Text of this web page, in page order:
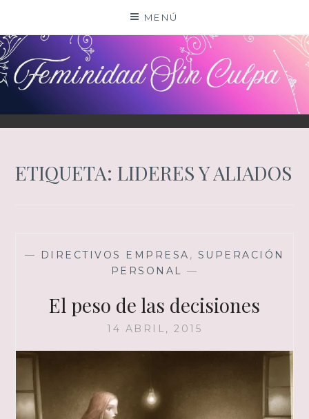
contenido
MENÚ
ETIQUETA:LIDERES Y ALIADOS
— DIRECTIVOS EMPRESA , SUPERACIÓN
PERSONAL —
El peso de las decisiones
14 ABRIL, 2015